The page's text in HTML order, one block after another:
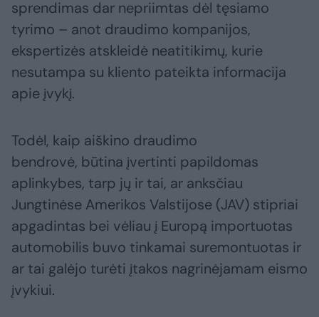
sprendimas dar nepriimtas dėl tęsiamo
tyrimo – anot draudimo kompanijos,
ekspertizės atskleidė neatitikimų, kurie
nesutampa su kliento pateikta informacija
apie įvykį.
Todėl, kaip aiškino draudimo
bendrovė, būtina įvertinti papildomas
aplinkybes, tarp jų ir tai, ar anksčiau
Jungtinėse Amerikos Valstijose (JAV) stipriai
apgadintas bei vėliau į Europą importuotas
automobilis buvo tinkamai suremontuotas ir
ar tai galėjo turėti įtakos nagrinėjamam eismo
įvykiui.